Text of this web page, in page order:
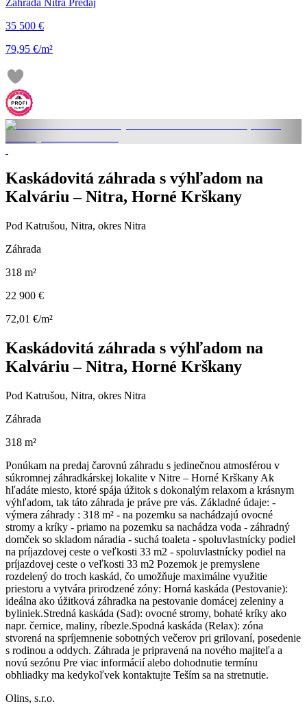
35 500 €
79,95 €/m²
Kaskádovitá záhrada s výhľadom na
Kalváriu – Nitra, Horné Krškany
Pod Katrušou, Nitra, okres Nitra
Záhrada
318 m²
22 900 €
72,01 €/m²
Kaskádovitá záhrada s výhľadom na
Kalváriu – Nitra, Horné Krškany
Pod Katrušou, Nitra, okres Nitra
Záhrada
318 m²
Ponúkam na predaj čarovnú záhradu s jedinečnou atmosférou v
súkromnej záhradkárskej lokalite v Nitre – Horné Krškany Ak
hľadáte miesto, ktoré spája úžitok s dokonalým relaxom a krásnym
výhľadom, tak táto záhrada je práve pre vás. Základné údaje: -
výmera záhrady : 318 m² - na pozemku sa nachádzajú ovocné
stromy a kríky - priamo na pozemku sa nachádza voda - záhradný
domček so skladom náradia - suchá toaleta - spoluvlastnícky podiel
na príjazdovej ceste o veľkosti 33 m2 - spoluvlastnícky podiel na
príjazdovej ceste o veľkosti 33 m2 Pozemok je premyslene
rozdelený do troch kaskád, čo umožňuje maximálne využitie
priestoru a vytvára prirodzené zóny: Horná kaskáda (Pestovanie):
ideálna ako úžitková záhradka na pestovanie domácej zeleniny a
byliniek. ​ Stredná kaskáda (Sad): ovocné stromy, bohaté kríky ako
napr. černice, maliny, ríbezle. ​ Spodná kaskáda (Relax): zóna
stvorená na spríjemnenie sobotných večerov pri grilovaní, posedenie
s rodinou a oddych. Záhrada je pripravená na nového majiteľa a
novú sezónu Pre viac informácií alebo dohodnutie termínu
obhliadky ma kedykoľvek kontaktujte Teším sa na stretnutie.
Olins, s.r.o.